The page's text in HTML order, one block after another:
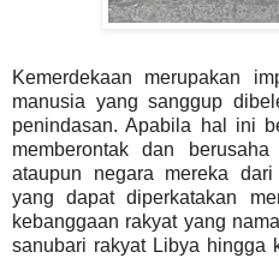
Kemerdekaan merupakan
manusia yang sanggup
penindasan. Apabila hal ini
memberontak dan
ataupun negara mereka
yang dapat diperkatakan
kebanggaan rakyat yang
sanubari rakyat Libya hingga